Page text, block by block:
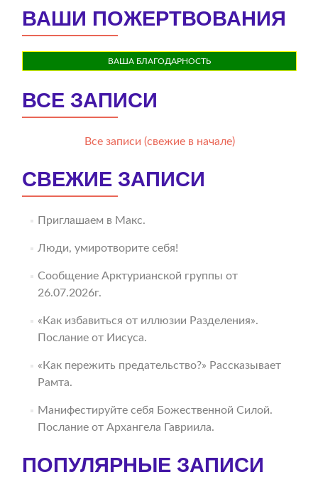
ВАШИ ПОЖЕРТВОВАНИЯ
ВАША БЛАГОДАРНОСТЬ
ВСЕ ЗАПИСИ
Все записи (свежие в начале)
СВЕЖИЕ ЗАПИСИ
Приглашаем в Макс.
Люди, умиротворите себя!
Сообщение Арктурианской группы от
26.07.2026г.
«Как избавиться от иллюзии Разделения».
Послание от Иисуса.
«Как пережить предательство?» Рассказывает
Рамта.
Манифестируйте себя Божественной Силой.
Послание от Архангела Гавриила.
ПОПУЛЯРНЫЕ ЗАПИСИ